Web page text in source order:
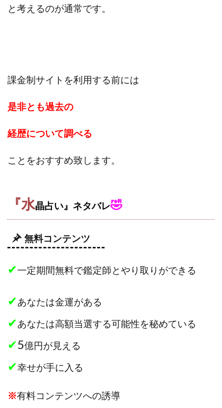
と考えるのが通常です。
課金制サイトを利用する前には
是非とも過去の
経歴について調べる
ことをおすすめ致します。
『水晶占い』ネタバレ🤣
無料コンテンツ
✔一定期間無料で鑑定師とやり取りができる
✔あなたは金運がある
✔あなたは高額当選する可能性を秘めている
✔5億円が見える
✔幸せが手に入る
※有料コンテンツへの誘導